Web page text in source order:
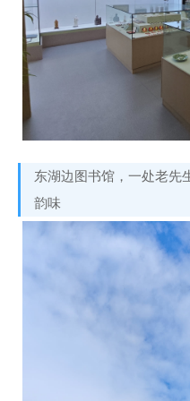
东湖边图书馆，一处老先
韵味